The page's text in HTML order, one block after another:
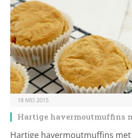
18 MEI 2015
Hartige havermoutmuffins
Hartige havermoutmuffins